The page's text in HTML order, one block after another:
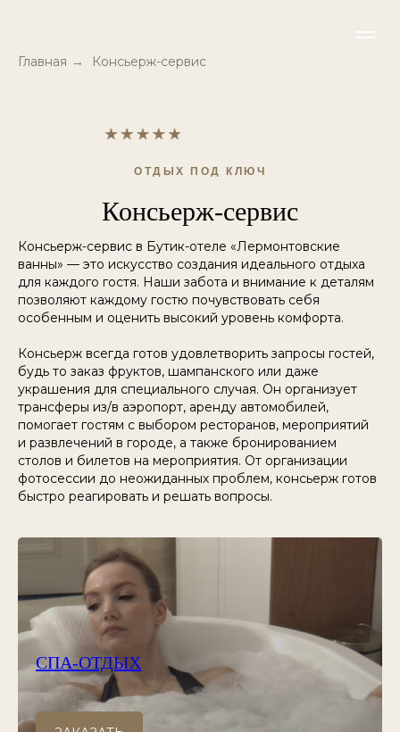
Главная → Консьерж-сервис
ОТДЫХ ПОД КЛЮЧ
Консьерж-сервис
Консьерж-сервис в Бутик-отеле «Лермонтовские
ванны» — это искусство создания идеального отдыха
для каждого гостя. Наши забота и внимание к деталям
позволяют каждому гостю почувствовать себя
особенным и оценить высокий уровень комфорта.
Консьерж всегда готов удовлетворить запросы гостей,
будь то заказ фруктов, шампанского или даже
украшения для специального случая. Он организует
трансферы из/в аэропорт, аренду автомобилей,
помогает гостям с выбором ресторанов, мероприятий
и развлечений в городе, а также бронированием
столов и билетов на мероприятия. От организации
фотосессии до неожиданных проблем, консьерж готов
быстро реагировать и решать вопросы.
СПА-ОТДЫХ